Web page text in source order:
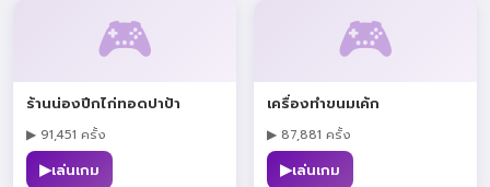
🎮
ร้านน่องปีกไก่ทอดปาป้า
▶ 91,451 ครั้ง
▶เล่นเกม
🎮
เครื่องทำขนมเค้ก
▶ 87,881 ครั้ง
▶เล่นเกม